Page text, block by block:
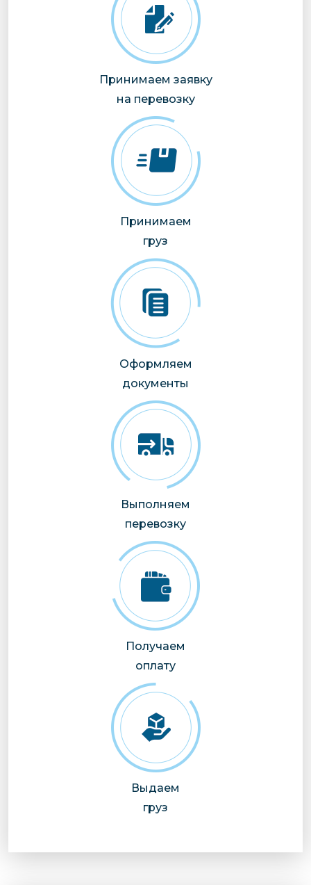
Принимаем заявку
на перевозку
Принимаем
груз
Оформляем
документы
Выполняем
перевозку
Получаем
оплату
Выдаем
груз